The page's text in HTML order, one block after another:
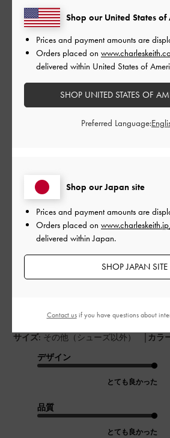
デザイン
品質
とても良かった
ご利用者様
皮が柔らかくて色も
足でした
皮が柔らかくて色もいいし、満足でした
サイズ: その他（シューズ以外） | カラ
デザイン
とても良かった
品質
とても良かった
Shop our Japan site
Prices and payment amounts are
Orders placed on
delivered within Japan.
SHOP JAPAN SITE
Shop our United States of
Prices and payment amounts are
Orders placed on
delivered within United States of
SHOP UNITED STATES OF
Preferred Language:
Contact usif you have questions about